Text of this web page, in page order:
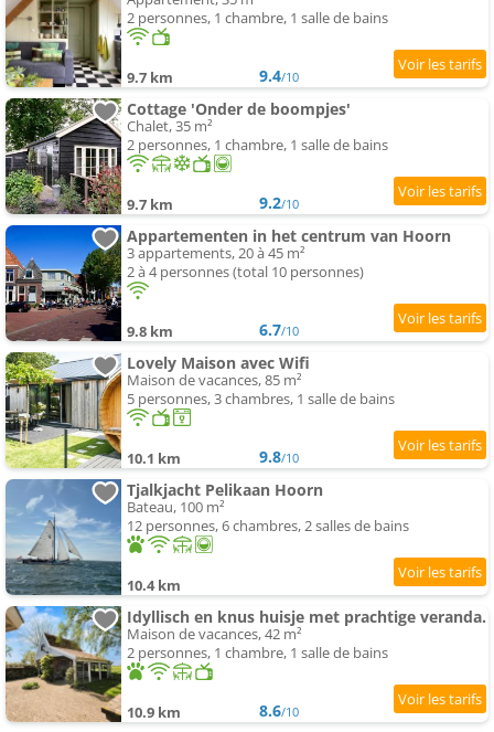
2 personnes, 1 chambre, 1 salle de bains
9.7 km 9.4/10
Cottage 'Onder de boompjes'
Chalet, 35 m²
2 personnes, 1 chambre, 1 salle de bains
9.7 km 9.2/10
Appartementen in het centrum van Hoorn
3 appartements, 20 à 45 m²
2 à 4 personnes (total 10 personnes)
9.8 km 6.7/10
Lovely Maison avec Wifi
Maison de vacances, 85 m²
5 personnes, 3 chambres, 1 salle de bains
10.1 km 9.8/10
Tjalkjacht Pelikaan Hoorn
Bateau, 100 m²
12 personnes, 6 chambres, 2 salles de bains
10.4 km
Idyllisch en knus huisje met prachtige veranda.
Maison de vacances, 42 m²
2 personnes, 1 chambre, 1 salle de bains
10.9 km 8.6/10